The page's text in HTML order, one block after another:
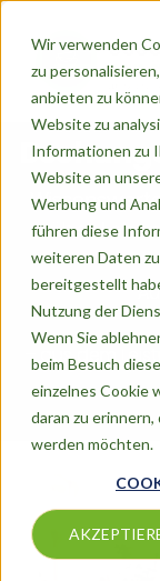
Wir verwenden
zu
anbieten zu
Website zu
Informationen zu
Website an
Werbung und
führen diese
weiteren Daten
bereitgestellt
Nutzung der
Wenn Sie
beim Besuch
einzelnes Cookie
daran zu
werden möchten.
über
– aus dem